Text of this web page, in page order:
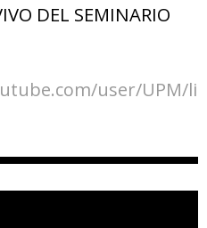
DEL SEMINARIO
user/UPM/li